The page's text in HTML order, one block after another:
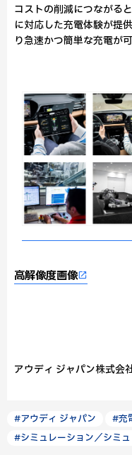
コストの削減につながる
に対応した充電体験が提
り急速かつ簡単な充電が
高解像度画像
アウディ ジャパン株式
#アウディ ジャパン
#充
#シミュレーション／シミ